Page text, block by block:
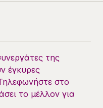
της
έγκυρες
στο
το μέλλον για